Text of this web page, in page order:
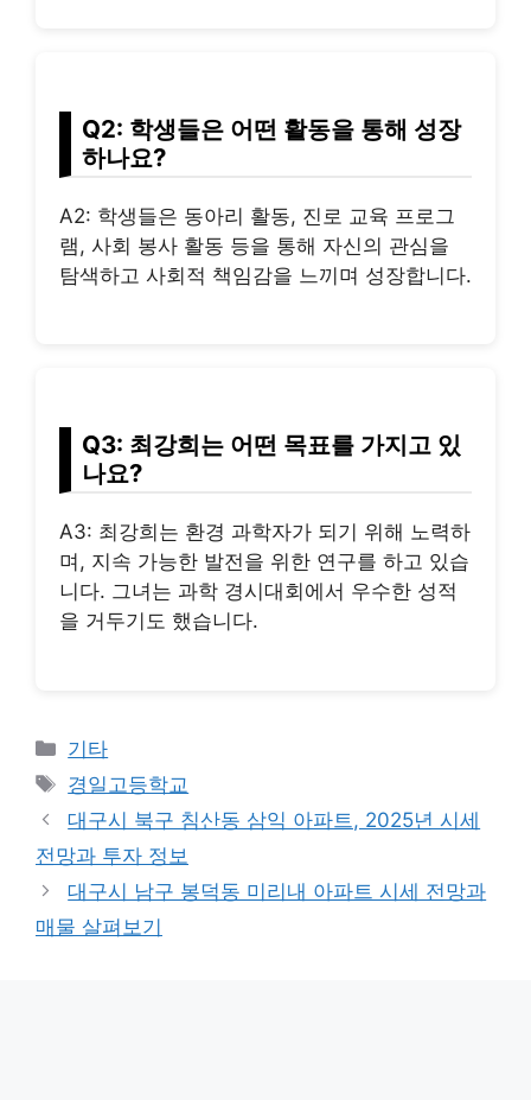
Q2: 학생들은 어떤 활동을 통해 성장
하나요?
A2: 학생들은 동아리 활동, 진로 교육 프로그
램, 사회 봉사 활동 등을 통해 자신의 관심을
탐색하고 사회적 책임감을 느끼며 성장합니다.
Q3: 최강희는 어떤 목표를 가지고 있
나요?
A3: 최강희는 환경 과학자가 되기 위해 노력하
며, 지속 가능한 발전을 위한 연구를 하고 있습
니다. 그녀는 과학 경시대회에서 우수한 성적
을 거두기도 했습니다.
Categories
기타
Tags
경일고등학교
대구시 북구 침산동 삼익 아파트, 2025년 시세
전망과 투자 정보
대구시 남구 봉덕동 미리내 아파트 시세 전망과
매물 살펴보기